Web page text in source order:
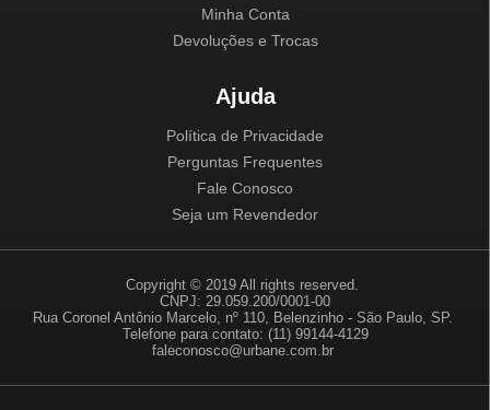
Minha Conta
Devoluções e Trocas
Ajuda
Política de Privacidade
Perguntas Frequentes
Fale Conosco
Seja um Revendedor
Copyright © 2019 All rights reserved.
CNPJ: 29.059.200/0001-00
Rua Coronel Antônio Marcelo, nº 110, Belenzinho - São Paulo, SP.
Telefone para contato: (11) 99144-4129
faleconosco@urbane.com.br